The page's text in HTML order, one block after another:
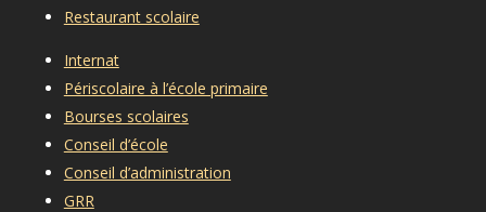
Restaurant scolaire
Internat
Périscolaire à l’école primaire
Bourses scolaires
Conseil d’école
Conseil d’administration
GRR